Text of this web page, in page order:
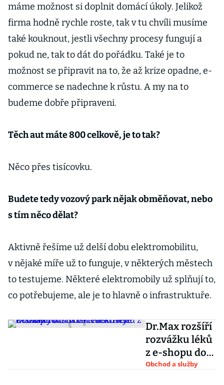
máme možnost si doplnit domácí úkoly. Jelikož
firma hodně rychle roste, tak v tu chvíli musíme
také kouknout, jestli všechny procesy fungují a
pokud ne, tak to dát do pořádku. Také je to
možnost se připravit na to, že až krize opadne, e-
commerce se nadechne k růstu. A my na to
budeme dobře připraveni.
Těch aut máte 800 celkově, je to tak?
Něco přes tisícovku.
Budete tedy vozový park nějak obměňovat, nebo
s tím něco dělat?
Aktivně řešíme už delší dobu elektromobilitu,
v nějaké míře už to funguje, v některých městech
to testujeme. Některé elektromobily už splňují to,
co potřebujeme, ale je to hlavně o infrastruktuře.
Dr.Max rozšíří
rozvážku léků
z e-shopu do
Brna a
Obchod a služby